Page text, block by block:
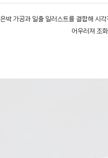
은박 가공과 일출 일러스트를 결합해 시
어우러져 조